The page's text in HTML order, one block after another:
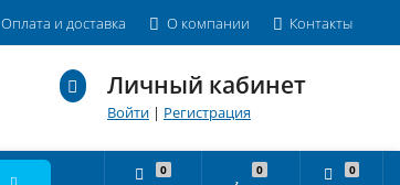
Оплата и доставка О компании Контакты
Личный кабинет
Войти | Регистрация
0 0 0